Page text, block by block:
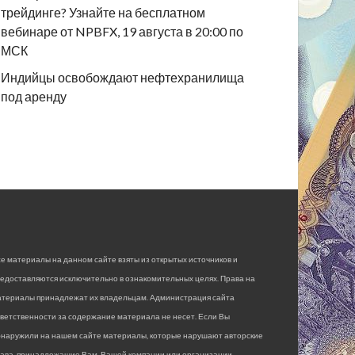
трейдинге? Узнайте на бесплатном
вебинаре от NPBFX, 19 августа в 20:00 по
МСК
Индийцы освобождают нефтехранилища
под аренду
материалы на данном сайте взяты из открытых источников и
исключительно в ознакомительных целях. Права на
принадлежат их владельцам. Администрация сайта
за содержание материала не несет. Если Вы
на нашем сайте материалы, которые нарушают авторские